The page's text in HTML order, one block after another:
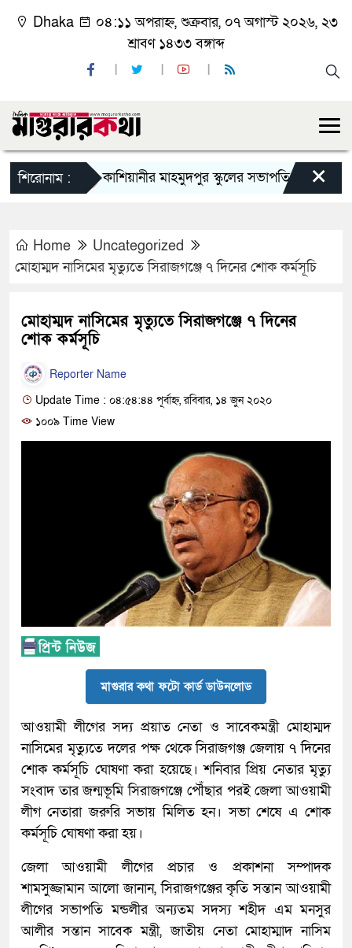
Dhaka
০৪:১১ অপরাহ্ন, শুক্রবার, ০৭ অগাস্ট ২০২৬, ২৩
শ্রাবণ ১৪৩৩ বঙ্গাব্দ
শিরোনাম : কাশিয়ানীর মাহমুদপুর স্কুলের সভাপতি হলেন গোবিন্দ
×
Home
Uncategorized
মোহাম্মদ নাসিমের মৃত্যুতে সিরাজগঞ্জে ৭ দিনের শোক কর্মসূচি
মোহাম্মদ নাসিমের মৃত্যুতে সিরাজগঞ্জে ৭ দিনের
শোক কর্মসূচি
Reporter Name
Update Time : ০৪:৫৪:৪৪ পূর্বাহ্ন, রবিবার, ১৪ জুন ২০২০
১০০৯ Time View
মাগুরার কথা ফটো কার্ড ডাউনলোড
আওয়ামী লীগের সদ্য প্রয়াত নেতা ও সাবেকমন্ত্রী মোহাম্মদ
নাসিমের মৃত্যুতে দলের পক্ষ থেকে সিরাজগঞ্জ জেলায় ৭ দিনের
শোক কর্মসূচি ঘোষণা করা হয়েছে। শনিবার প্রিয় নেতার মৃত্যু
সংবাদ তার জন্মভূমি সিরাজগঞ্জে পৌঁছার পরই জেলা আওয়ামী
লীগ নেতারা জরুরি সভায় মিলিত হন। সভা শেষে এ শোক
কর্মসূচি ঘোষণা করা হয়।
জেলা আওয়ামী লীগের প্রচার ও প্রকাশনা সম্পাদক
শামসুজ্জামান আলো জানান, সিরাজগঞ্জের কৃতি সন্তান আওয়ামী
লীগের সভাপতি মন্ডলীর অন্যতম সদস্য শহীদ এম মনসুর
আলীর সন্তান সাবেক মন্ত্রী, জাতীয় নেতা মোহাম্মাদ নাসিম